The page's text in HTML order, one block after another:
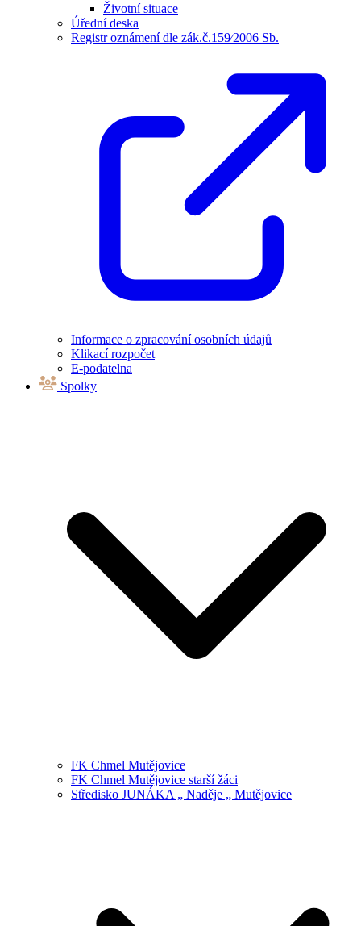
Životní situace
Úřední deska
Registr oznámení dle zák.č.159⁄2006 Sb.
Informace o zpracování osobních údajů
Klikací rozpočet
E-podatelna
Spolky
FK Chmel Mutějovice
FK Chmel Mutějovice starší žáci
Středisko JUNÁKA „ Naděje „ Mutějovice